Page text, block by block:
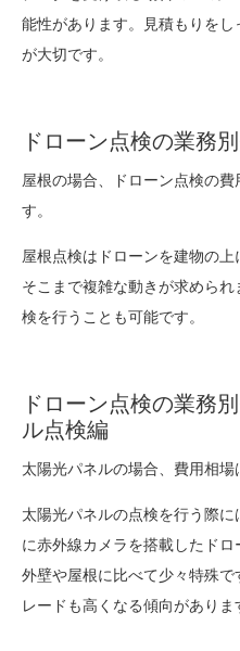
能性があります。見積もりを
が大切です。
ドローン点検の業務
屋根の場合、ドローン点検の
す。
屋根点検はドローンを建物の上
そこまで複雑な動きが求めら
検を行うことも可能です。
ドローン点検の業務
ル点検編
太陽光パネルの場合、費用相場
太陽光パネルの点検を行う際
に赤外線カメラを搭載したド
外壁や屋根に比べて少々特殊
レードも高くなる傾向がありま